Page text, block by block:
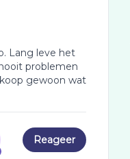
Lang leve het
problemen
gewoon wat
Reageer